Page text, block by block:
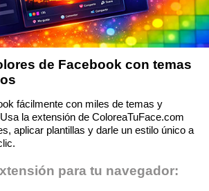
de Facebook con temas
fácilmente con miles de temas y
la extensión de ColoreaTuFace.com
aplicar plantillas y darle un estilo único a
para tu navegador: